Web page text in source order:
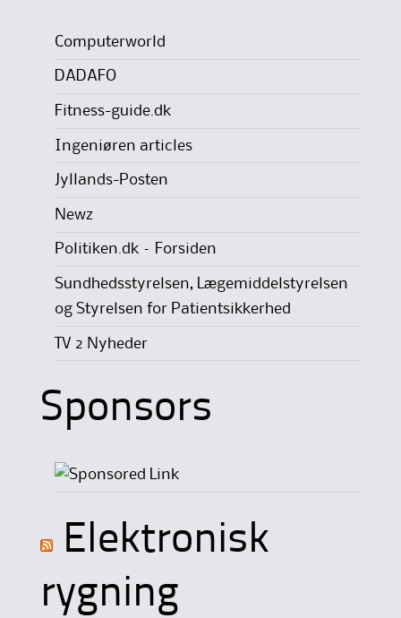
Computerworld
DADAFO
Fitness-guide.dk
Ingeniøren articles
Jyllands-Posten
Newz
Politiken.dk – Forsiden
Sundhedsstyrelsen, Lægemiddelstyrelsen
og Styrelsen for Patientsikkerhed
TV 2 Nyheder
Sponsors
Elektronisk
rygning